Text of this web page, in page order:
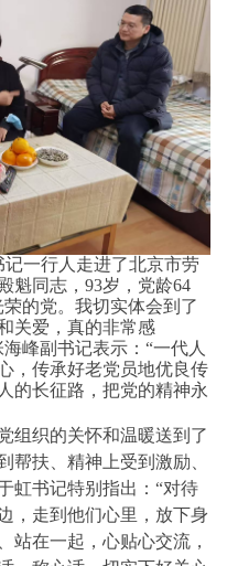
一行人走进了北京市劳
魁同志，93岁，党龄64
的党。我切实体会到了
关爱，真的非常感
峰副书记表示：“一代人
，传承好老党员地优良传
的长征路，把党的精神永
组织的关怀和温暖送到了
帮扶、精神上受到激励、
虹书记特别指出：“对待
，走到他们心里，放下身
站在一起，心贴心交流，